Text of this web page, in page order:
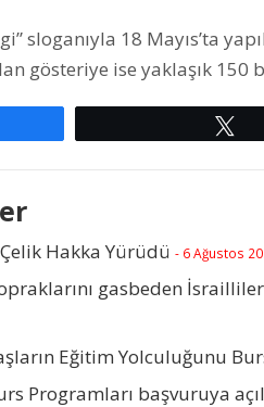
sloganıyla 18 Mayıs’ta
gösteriye ise yaklaşık 150
Hakka Yürüdü - 6 Ağustos
gasbeden
Eğitim Yolculuğunu
Programları başvuruya